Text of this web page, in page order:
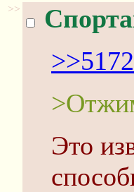
>>
>>5172
Это